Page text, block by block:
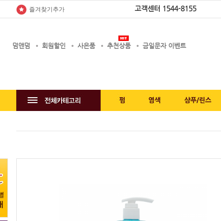
즐겨찾기추가 고객센터 1544-8155
덤앤덤 회원할인 사은품 추천상품 금일문자 이벤트